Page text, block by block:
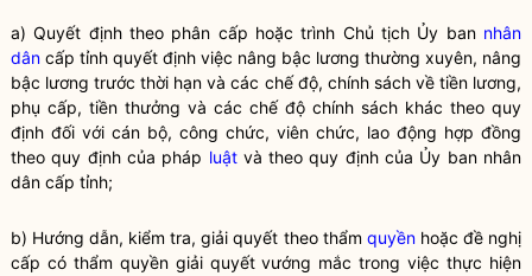
a) Quyết định theo phân cấp hoặc trình Chủ tịch Ủy ban nhân
dân cấp tỉnh quyết định việc nâng bậc lương thường xuyên, nâng
bậc lương trước thời hạn và các chế độ, chính sách về tiền lương,
phụ cấp, tiền thưởng và các chế độ chính sách khác theo quy
định đối với cán bộ, công chức, viên chức, lao động hợp đồng
theo quy định của pháp luậtvà theo quy định của Ủy ban nhân
dân cấp tỉnh;
b) Hướng dẫn, kiểm tra, giải quyết theo thẩm quyềnhoặc đề nghị
cấp có thẩm quyềngiải quyết vướng mắc trong việc thực hiện